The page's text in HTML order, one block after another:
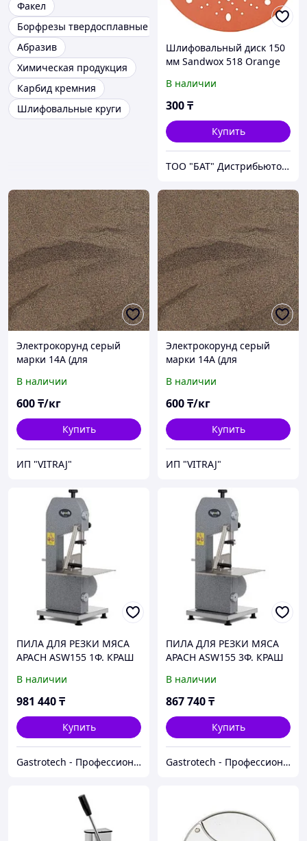
Факел
Борфрезы твердосплавные
Абразив
Химическая продукция
Карбид кремния
Шлифовальные круги
Шлифовальный диск 150
мм Sandwox 518 Orange
В наличии
300₸
Купить
ТОО "БАТ" Дистрибьютор фирмы NOVOL
Электрокорунд серый
марки 14А (для
обработки), зерно 12Н
(F100) 160-125мкм.
В наличии
600₸/кг
Купить
ИП "VITRAJ"
Электрокорунд серый
марки 14А (для
обработки), зерно 16Н
(F80) 200-160мкм.
В наличии
600₸/кг
Купить
ИП "VITRAJ"
ПИЛА ДЛЯ РЕЗКИ МЯСА
APACH ASW155 1Ф. КРАШ
В наличии
981 440₸
Купить
Gastrotech - Профессиональное оборудование
ПИЛА ДЛЯ РЕЗКИ МЯСА
APACH ASW155 3Ф. КРАШ
В наличии
867 740₸
Купить
Gastrotech - Профессиональное оборудование